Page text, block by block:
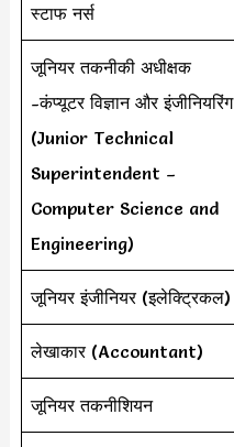
स्टाफ नर्स
जूनियर तकनीकी अधीक्षक
-कंप्यूटर विज्ञान और इंजीनियरिंग
(Junior Technical
Superintendent –
Computer Science and
Engineering)
जूनियर इंजीनियर (इलेक्ट्रिकल)
लेखाकार (Accountant)
जूनियर तकनीशियन